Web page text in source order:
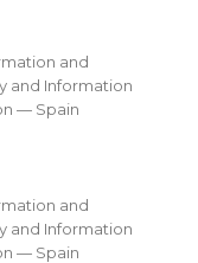
and
and Information
— Spain
and
and Information
— Spain